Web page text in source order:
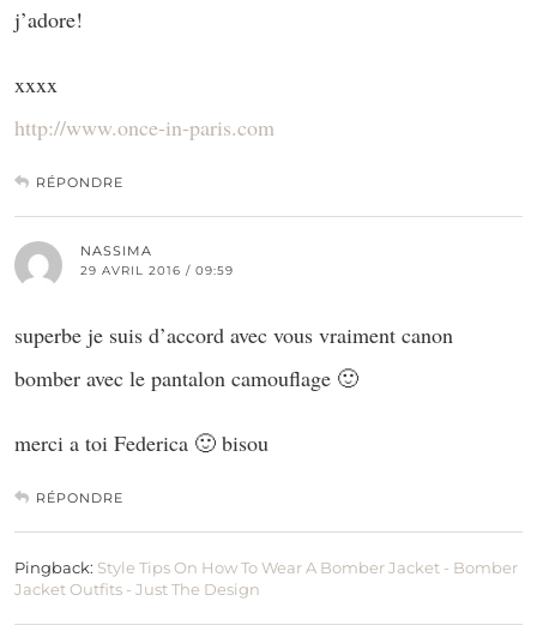
j’adore!
xxxx
http://www.once-in-paris.com
RÉPONDRE
NASSIMA
29 AVRIL 2016 / 09:59
superbe je suis d’accord avec vous vraiment canon
bomber avec le pantalon camouflage 🙂
merci a toi Federica 🙂 bisou
RÉPONDRE
Pingback: Style Tips On How To Wear A Bomber Jacket - Bomber
Jacket Outfits - Just The Design